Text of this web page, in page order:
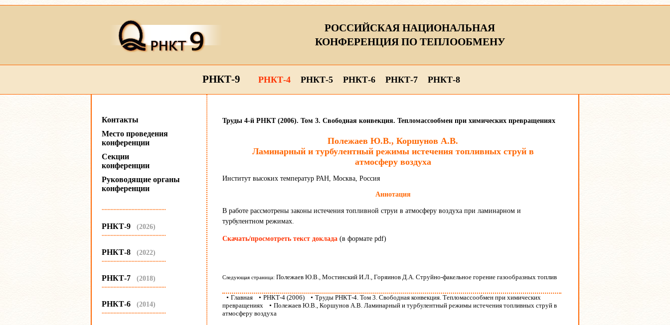
РОССИЙСКАЯ НАЦИОНАЛЬНАЯ
КОНФЕРЕНЦИЯ ПО ТЕПЛООБМЕНУ
РНКТ-9 РНКТ-4 РНКТ-5 РНКТ-6 РНКТ-7 РНКТ-8
Контакты
Место проведения
конференции
Секции
конференции
Руководящие органы
конференции
...........................................
РНКТ-9 (2026)
...........................................
РНКТ-8 (2022)
...........................................
РНКТ-7 (2018)
...........................................
РНКТ-6 (2014)
...........................................
Труды 4-й РНКТ (2006). Том 3. Свободная конвекция. Тепломассообмен при химических превращениях
Полежаев Ю.В., Коршунов А.В.
Ламинарный и турбулентный режимы истечения топливных струй в
атмосферу воздуха
Институт высоких температур РАН, Москва, Россия
Аннотация
В работе рассмотрены законы истечения топливной струи в атмосферу воздуха при ламинарном и
турбулентном режимах.
Скачать/просмотреть текст доклада (в формате pdf)
Следующая страница: Полежаев Ю.В., Мостинский И.Л., Горяинов Д.А. Струйно-факельное горение газообразных топлив
• Главная • РНКТ-4 (2006) • Труды РНКТ-4. Том 3. Свободная конвекция. Тепломассообмен при химических
превращениях • Полежаев Ю.В., Коршунов А.В. Ламинарный и турбулентный режимы истечения топливных струй в
атмосферу воздуха